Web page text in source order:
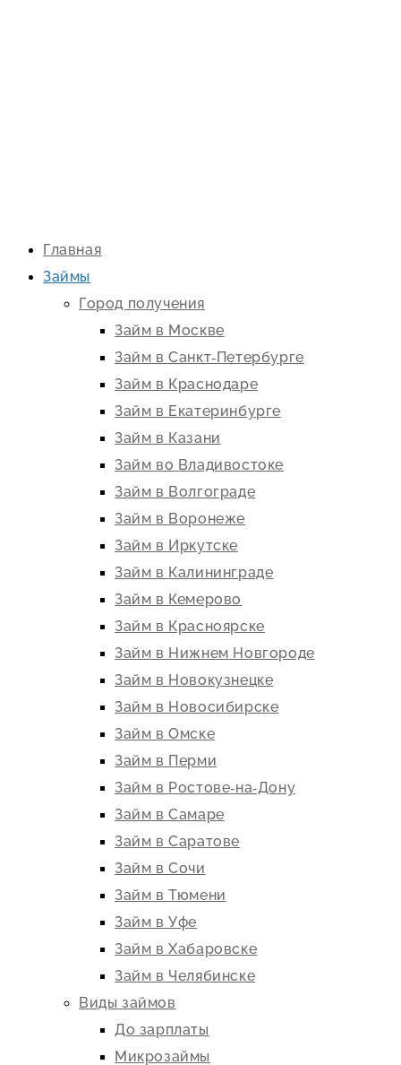
Главная
Займы
Город получения
Займ в Москве
Займ в Санкт-Петербурге
Займ в Краснодаре
Займ в Екатеринбурге
Займ в Казани
Займ во Владивостоке
Займ в Волгограде
Займ в Воронеже
Займ в Иркутске
Займ в Калининграде
Займ в Кемерово
Займ в Красноярске
Займ в Нижнем Новгороде
Займ в Новокузнецке
Займ в Новосибирске
Займ в Омске
Займ в Перми
Займ в Ростове-на-Дону
Займ в Самаре
Займ в Саратове
Займ в Сочи
Займ в Тюмени
Займ в Уфе
Займ в Хабаровске
Займ в Челябинске
Виды займов
До зарплаты
Микрозаймы